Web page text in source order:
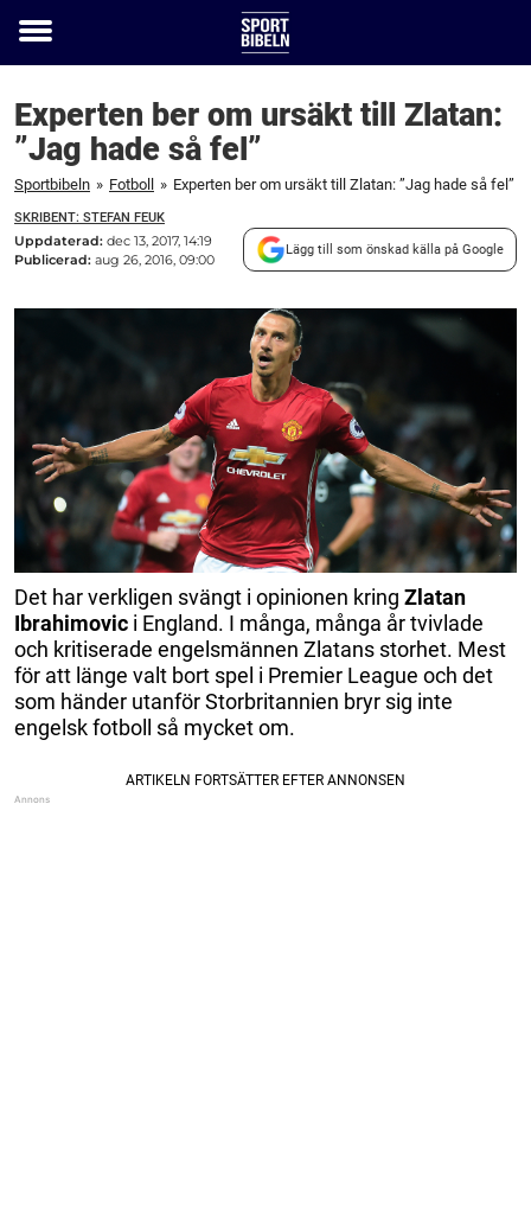
Toggle
Experten ber om ursäkt till Zlatan:
”Jag hade så fel”
Sportbibeln » Fotboll » Experten ber om ursäkt till Zlatan: ”Jag hade så fel”
SKRIBENT: STEFAN FEUK
Uppdaterad: dec 13, 2017, 14:19
Publicerad: aug 26, 2016, 09:00
Lägg till som önskad källa på Google
Det har verkligen svängt i opinionen kring Zlatan
Ibrahimovic i England. I många, många år tvivlade
och kritiserade engelsmännen Zlatans storhet. Mest
för att länge valt bort spel i Premier League och det
som händer utanför Storbritannien bryr sig inte
engelsk fotboll så mycket om.